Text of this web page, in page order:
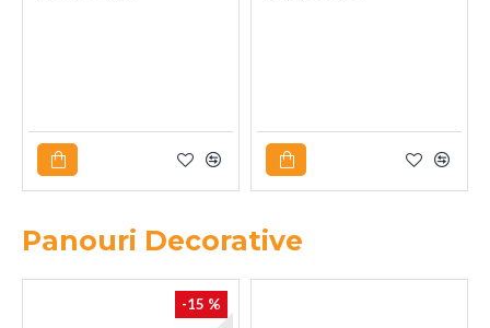
Panouri Decorative
-15 %